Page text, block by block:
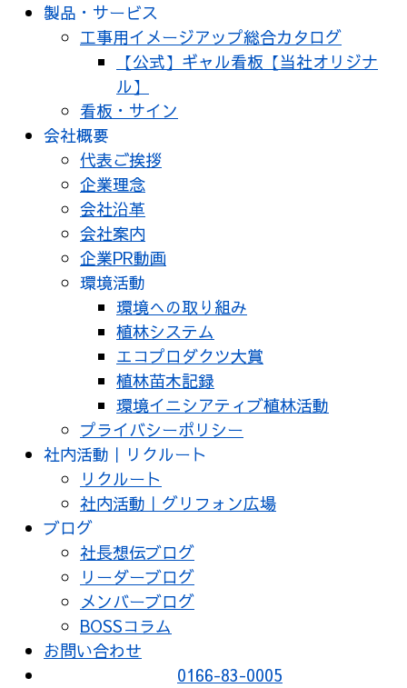
製品・サービス
工事用イメージアップ総合カタログ
【公式】ギャル看板【当社オリジナ
ル】
看板・サイン
会社概要
代表ご挨拶
企業理念
会社沿革
会社案内
企業PR動画
環境活動
環境への取り組み
植林システム
エコプロダクツ大賞
植林苗木記録
環境イニシアティブ植林活動
プライバシーポリシー
社内活動｜リクルート
リクルート
社内活動｜グリフォン広場
ブログ
社長想伝ブログ
リーダーブログ
メンバーブログ
BOSSコラム
お問い合わせ
0166-83-0005